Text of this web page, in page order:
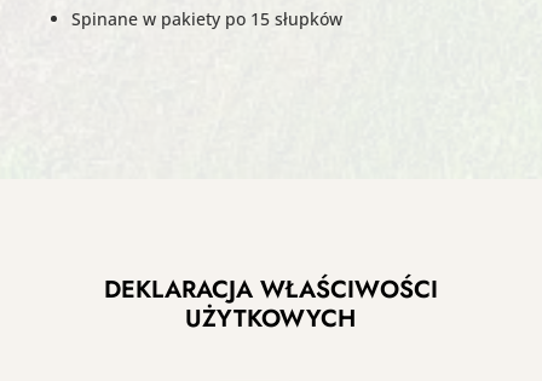
Spinane w pakiety po 15 słupków
DEKLARACJA WŁAŚCIWOŚCI
UŻYTKOWYCH